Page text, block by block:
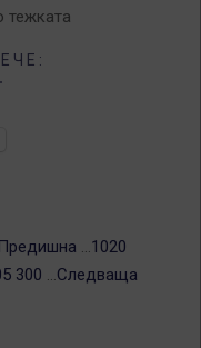
тежката
...1020
5 300 ...Следваща